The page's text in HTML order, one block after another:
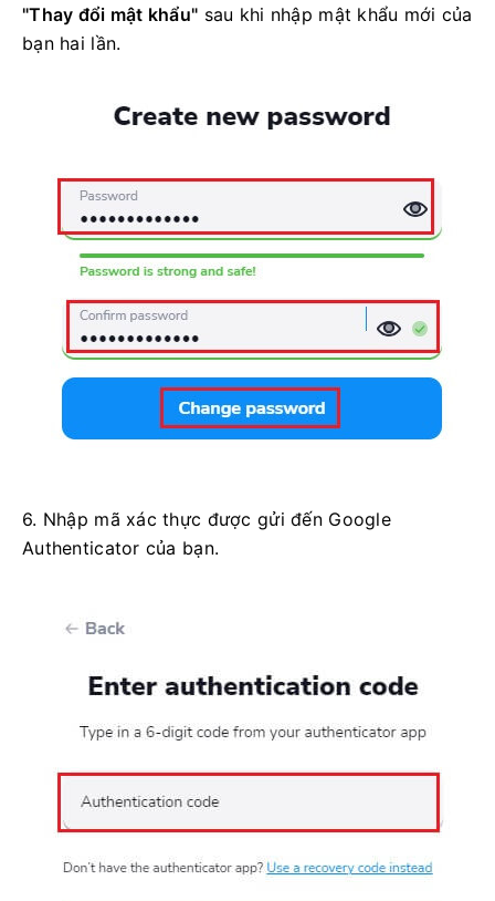
"Thay đổi mật khẩu" sau khi nhập mật khẩu mới của
bạn hai lần.
6. Nhập mã xác thực được gửi đến Google
Authenticator của bạn.